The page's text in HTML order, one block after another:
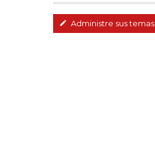
Administre sus temas